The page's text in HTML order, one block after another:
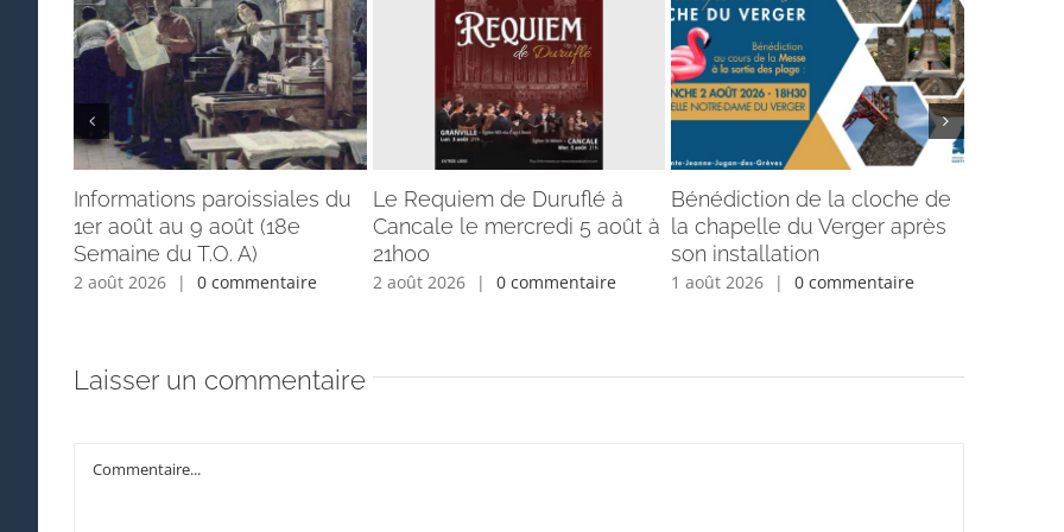
Informations paroissiales du
1er août au 9 août (18e
Semaine du T.O. A)
2 août 2026 | 0 commentaire
Le Requiem de Duruflé à
Cancale le mercredi 5 août à
21h00
2 août 2026 | 0 commentaire
Bénédiction de la cloche de
la chapelle du Verger après
son installation
1 août 2026 | 0 commentaire
Laisser un commentaire
Commentaire